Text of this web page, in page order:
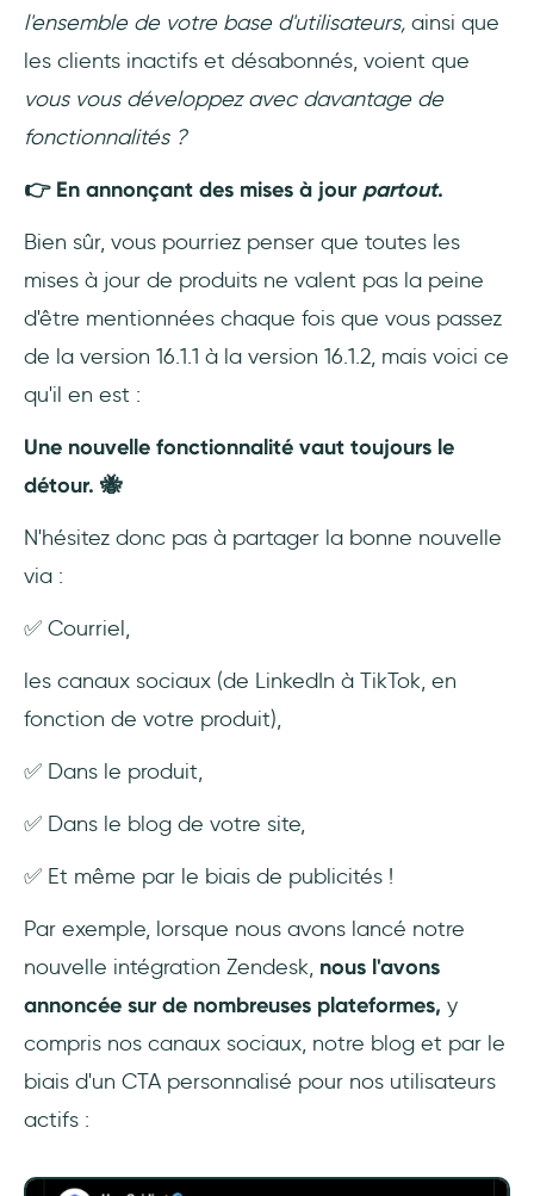
l'ensemble de votre base d'utilisateurs, ainsi que
les clients inactifs et désabonnés, voient que
vous vous développez avec davantage de
fonctionnalités ?
👉 En annonçant des mises à jour partout.
Bien sûr, vous pourriez penser que toutes les
mises à jour de produits ne valent pas la peine
d'être mentionnées chaque fois que vous passez
de la version 16.1.1 à la version 16.1.2, mais voici ce
qu'il en est :
Une nouvelle fonctionnalité vaut toujours le
détour. 🐝
N'hésitez donc pas à partager la bonne nouvelle
via :
✅ Courriel,
les canaux sociaux (de LinkedIn à TikTok, en
fonction de votre produit),
✅ Dans le produit,
✅ Dans le blog de votre site,
✅ Et même par le biais de publicités !
Par exemple, lorsque nous avons lancé notre
nouvelle intégration Zendesk, nous l'avons
annoncée sur de nombreuses plateformes, y
compris nos canaux sociaux, notre blog et par le
biais d'un CTA personnalisé pour nos utilisateurs
actifs :